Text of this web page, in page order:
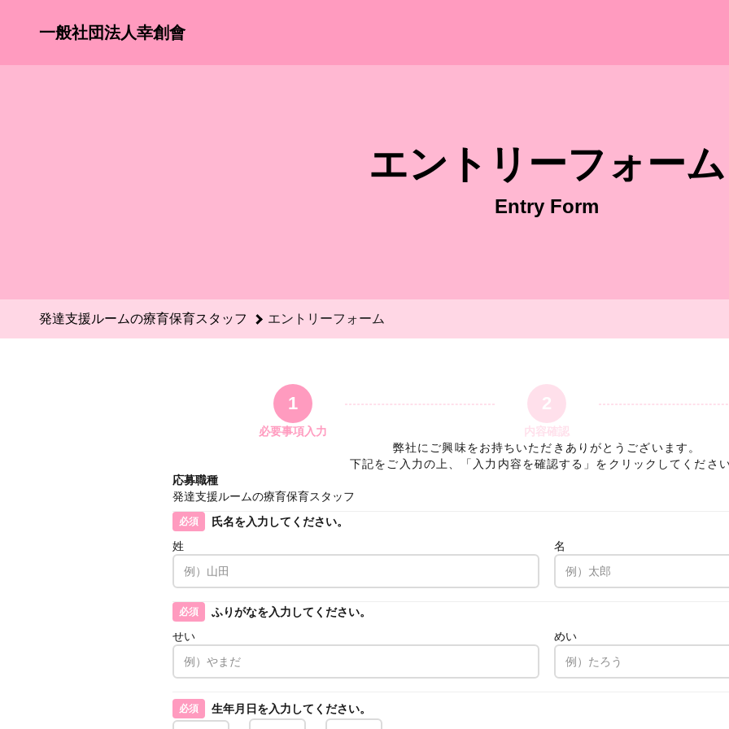
一般社団法人幸創會
エントリーフォーム
Entry Form
発達支援ルームの療育保育スタッフ エントリーフォーム
1
必要事項入力
2
内容確認
弊社にご興味をお持ちいただきありがとうございます。
下記をご入力の上、「入力内容を確認する」をクリックしてください
応募職種
発達支援ルームの療育保育スタッフ
必須
氏名を入力してください。
姓
名
必須
ふりがなを入力してください。
せい
めい
必須 生年月日を入力してください。